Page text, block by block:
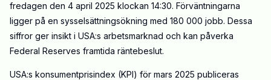
fredagen den 4 april 2025 klockan 14:30. Förväntningarna
ligger på en sysselsättningsökning med 180 000 jobb. Dessa
siffror ger insikt i USA:s arbetsmarknad och kan påverka
Federal Reserves framtida räntebeslut.
USA:s konsumentprisindex (KPI) för mars 2025 publiceras